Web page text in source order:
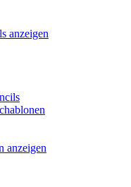
anzeigen
anzeigen